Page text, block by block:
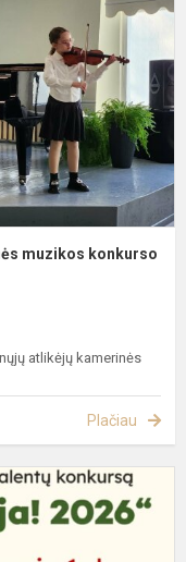
muzikos konkurso
atlikėjų kamerinės
Plačiau